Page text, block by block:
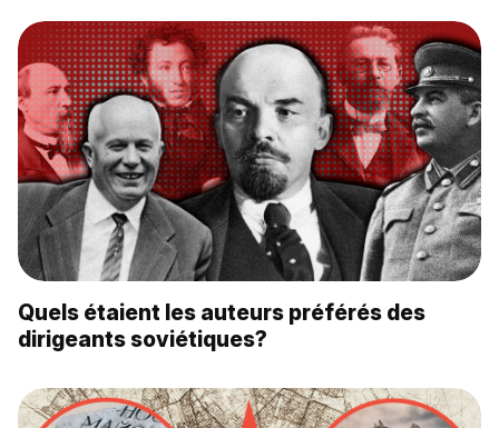
Quels étaient les auteurs préférés des
dirigeants soviétiques?